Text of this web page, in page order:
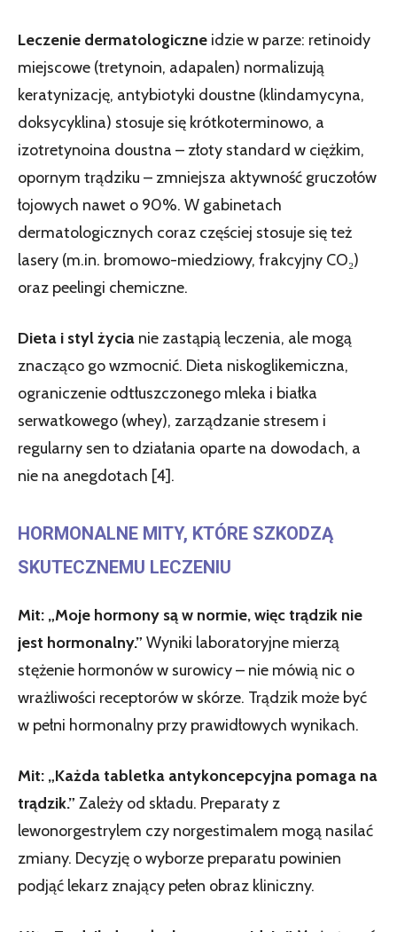
Leczenie dermatologiczne idzie w parze: retinoidy
miejscowe (tretynoin, adapalen) normalizują
keratynizację, antybiotyki doustne (klindamycyna,
doksycyklina) stosuje się krótkoterminowo, a
izotretynoina doustna – złoty standard w ciężkim,
opornym trądziku – zmniejsza aktywność gruczołów
łojowych nawet o 90%. W gabinetach
dermatologicznych coraz częściej stosuje się też
lasery (m.in. bromowo-miedziowy, frakcyjny CO₂)
oraz peelingi chemiczne.
Dieta i styl życia nie zastąpią leczenia, ale mogą
znacząco go wzmocnić. Dieta niskoglikemiczna,
ograniczenie odtłuszczonego mleka i białka
serwatkowego (whey), zarządzanie stresem i
regularny sen to działania oparte na dowodach, a
nie na anegdotach [4].
HORMONALNE MITY, KTÓRE SZKODZĄ
SKUTECZNEMU LECZENIU
Mit: „Moje hormony są w normie, więc trądzik nie
jest hormonalny.” Wyniki laboratoryjne mierzą
stężenie hormonów w surowicy – nie mówią nic o
wrażliwości receptorów w skórze. Trądzik może być
w pełni hormonalny przy prawidłowych wynikach.
Mit: „Każda tabletka antykoncepcyjna pomaga na
trądzik.” Zależy od składu. Preparaty z
lewonorgestrylem czy norgestimalem mogą nasilać
zmiany. Decyzję o wyborze preparatu powinien
podjąć lekarz znający pełen obraz kliniczny.